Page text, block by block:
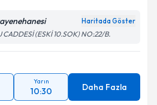
Haritada Göster
CADDESİ (ESKİ 10.SOK) NO:22/B.
Yarın
10:30 Daha Fazla